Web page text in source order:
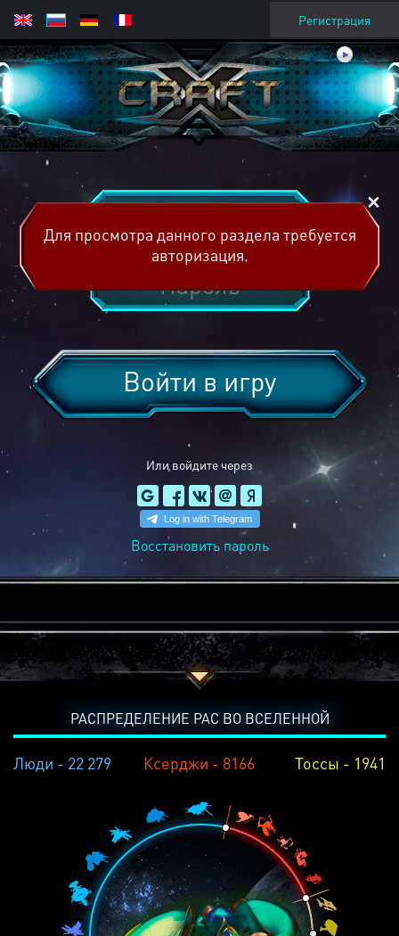
Регистрация
Или войдите через
Войти в игру
Восстановить пароль
Для просмотра данного раздела требуется
авторизация.
РАСПРЕДЕЛЕНИЕ РАС ВО ВСЕЛЕННОЙ
Люди - 22 279 Ксерджи - 8166 Тоссы - 1941